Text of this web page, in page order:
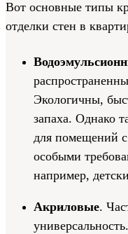
Вот основные типы
отделки стен в
Экологичны,
запаха. Однако
для помещений
особыми
например,
Акриловые.
универсальность.